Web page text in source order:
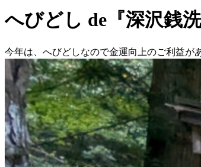
へびどし de『深沢銭洗
今年は、へびどしなので金運向上のご利益が